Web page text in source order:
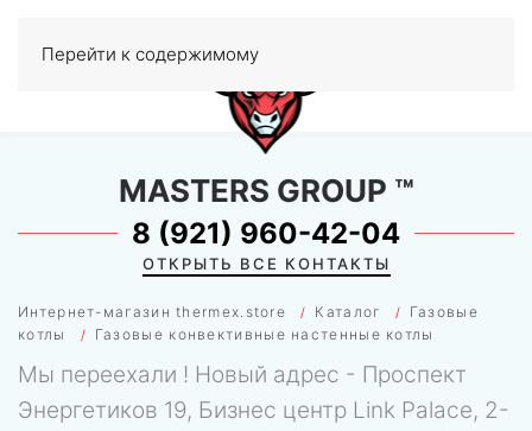
Перейти к содержимому
0
Интернет-магазин thermex.store Каталог
Газовые
котлы
Газовые конвективные настенные котлы
MASTERS GROUP ™
8 (921) 960-42-04
ОТКРЫТЬ ВСЕ КОНТАКТЫ
Мы переехали ! Новый адрес - Проспект
Энергетиков 19, Бизнес центр Link Palace, 2-